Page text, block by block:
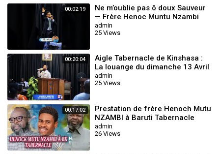
00:02:19
Ne m’oublie pas ô doux Sauveur
— Frère Henoc Muntu Nzambi
admin
25 Views
00:20:04
Aigle Tabernacle de Kinshasa :
La louange du dimanche 13 Avril
2025 avec le Frère Seth Mulumba
admin
25 Views
00:17:02
Prestation de frère Henoch Mutu
NZAMBI à Baruti Tabernacle
admin
26 Views